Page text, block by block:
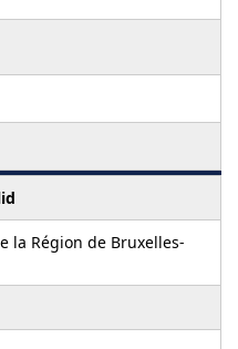
la Région de Bruxelles-